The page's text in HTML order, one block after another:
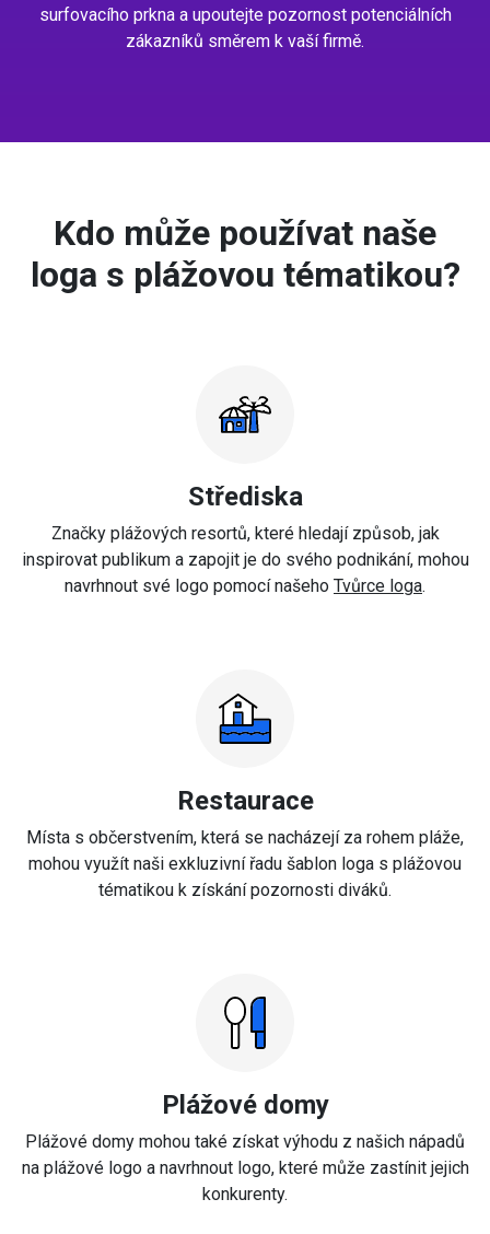
surfovacího prkna a upoutejte pozornost potenciálních
zákazníků směrem k vaší firmě.
Kdo může používat naše
loga s plážovou tématikou?
Střediska
Značky plážových resortů, které hledají způsob, jak
inspirovat publikum a zapojit je do svého podnikání, mohou
navrhnout své logo pomocí našeho Tvůrce loga.
Restaurace
Místa s občerstvením, která se nacházejí za rohem pláže,
mohou využít naši exkluzivní řadu šablon loga s plážovou
tématikou k získání pozornosti diváků.
Plážové domy
Plážové domy mohou také získat výhodu z našich nápadů
na plážové logo a navrhnout logo, které může zastínit jejich
konkurenty.